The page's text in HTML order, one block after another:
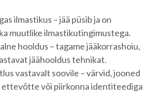
ilmastikus – jää püsib ja on
muutlike ilmastikutingimustega.
hooldus – tagame jääkorrashoiu,
jäähooldus tehnikat.
vastavalt soovile – värvid, jooned
ettevõtte või piirkonna identiteediga